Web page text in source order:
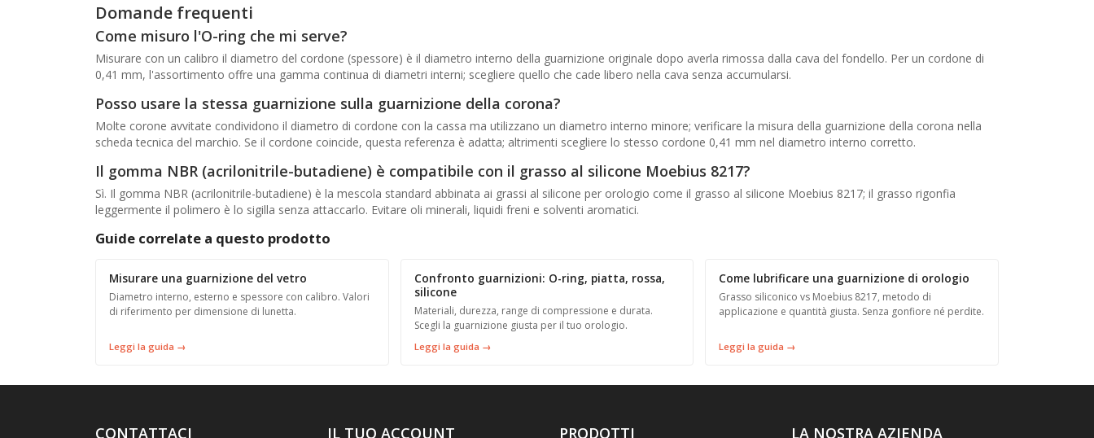
Domande frequenti
Come misuro l'O-ring che mi serve?
Misurare con un calibro il diametro del cordone (spessore) è il diametro interno della guarnizione originale dopo averla rimossa dalla cava del fondello. Per un cordone di
0,41 mm, l'assortimento offre una gamma continua di diametri interni; scegliere quello che cade libero nella cava senza accumularsi.
Posso usare la stessa guarnizione sulla guarnizione della corona?
Molte corone avvitate condividono il diametro di cordone con la cassa ma utilizzano un diametro interno minore; verificare la misura della guarnizione della corona nella
scheda tecnica del marchio. Se il cordone coincide, questa referenza è adatta; altrimenti scegliere lo stesso cordone 0,41 mm nel diametro interno corretto.
Il gomma NBR (acrilonitrile-butadiene) è compatibile con il grasso al silicone Moebius 8217?
Sì. Il gomma NBR (acrilonitrile-butadiene) è la mescola standard abbinata ai grassi al silicone per orologio come il grasso al silicone Moebius 8217; il grasso rigonfia
leggermente il polimero è lo sigilla senza attaccarlo. Evitare oli minerali, liquidi freni e solventi aromatici.
Guide correlate a questo prodotto
Misurare una guarnizione del vetro
Diametro interno, esterno e spessore con calibro. Valori
di riferimento per dimensione di lunetta.
Leggi la guida →
Confronto guarnizioni: O-ring, piatta, rossa,
silicone
Materiali, durezza, range di compressione e durata.
Scegli la guarnizione giusta per il tuo orologio.
Leggi la guida →
Come lubrificare una guarnizione di orologio
Grasso siliconico vs Moebius 8217, metodo di
applicazione e quantità giusta. Senza gonfiore né perdite.
Leggi la guida →
CONTATTACI IL TUO ACCOUNT PRODOTTI LA NOSTRA AZIENDA